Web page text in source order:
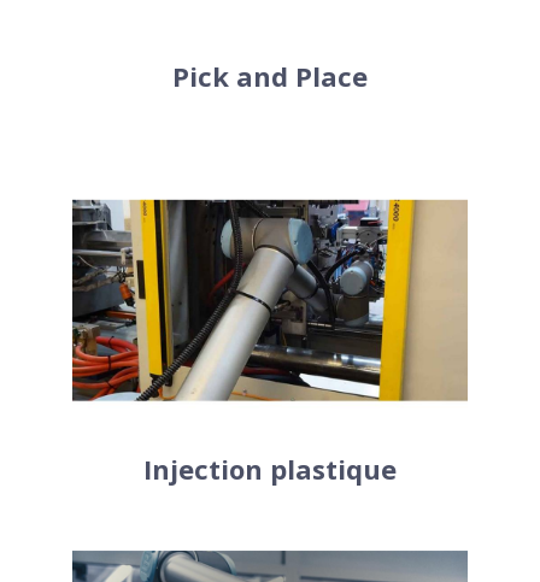
Pick and Place
Les robots UR conviennent
parfaitement aux tâches répétitives et
parfois dangereuses du moulage par
injection. Leurs mouvements sont
constants et permettent aux salariés
des gaz nocifs engendrés par le
moulage du plastique.
Injection plastique